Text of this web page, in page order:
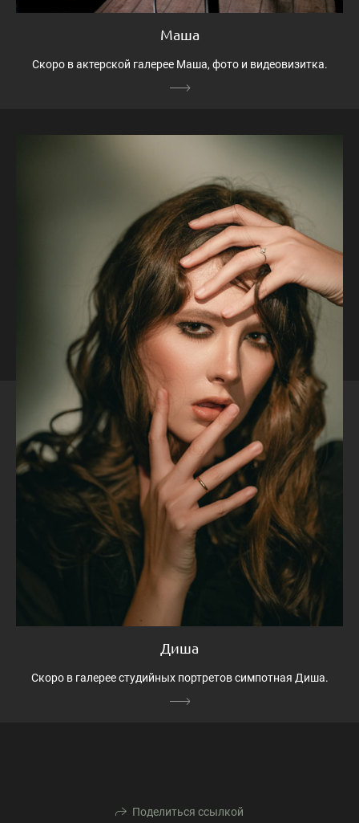
Маша
Скоро в актерской галерее Маша, фото и видеовизитка.
Диша
Скоро в галерее студийных портретов симпотная Диша.
Поделиться ссылкой